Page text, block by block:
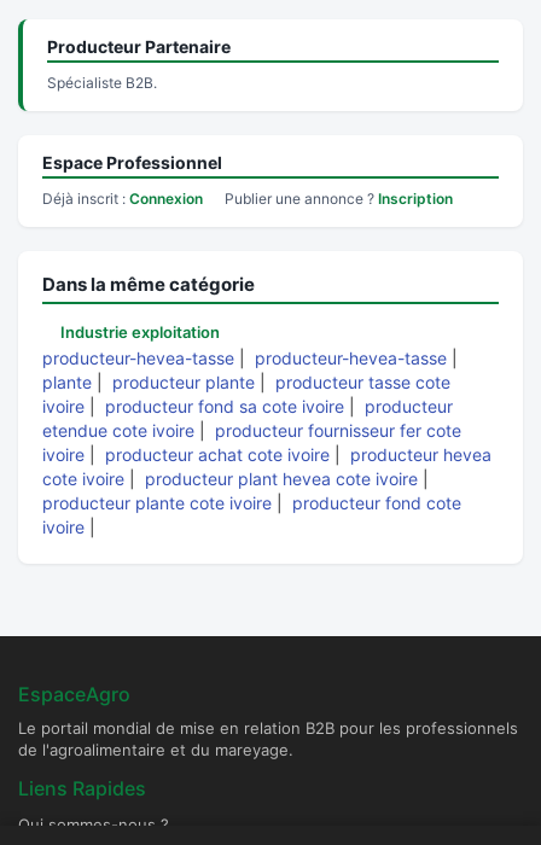
Producteur Partenaire
Spécialiste B2B.
Espace Professionnel
Déjà inscrit : Connexion Publier une annonce ? Inscription
Dans la même catégorie
Industrie exploitation
producteur-hevea-tasse producteur-hevea-tasse
plante
producteur plante
producteur tasse cote
ivoire
producteur fond sa cote ivoire
producteur
etendue cote ivoire
producteur fournisseur fer cote
ivoire
producteur achat cote ivoire
producteur hevea
cote ivoire
producteur plant hevea cote ivoire
producteur plante cote ivoire
producteur fond cote
ivoire
EspaceAgro
Le portail mondial de mise en relation B2B pour les professionnels
de l'agroalimentaire et du mareyage.
Liens Rapides
Qui sommes-nous ?